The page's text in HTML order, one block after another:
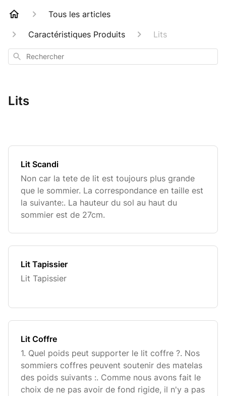
Tous les articles
Caractéristiques Produits
Lits
Rechercher
Lits
Lit Scandi
Non car la tete de lit est toujours plus grande
que le sommier. La correspondance en taille est
la suivante:. La hauteur du sol au haut du
sommier est de 27cm.
Lit Tapissier
Lit Tapissier
Lit Coffre
1. Quel poids peut supporter le lit coffre ?. Nos
sommiers coffres peuvent soutenir des matelas
des poids suivants :. Comme nous avons fait le
choix de ne pas avoir de fond rigide, il n'y a pas